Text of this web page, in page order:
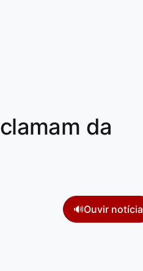
da
🔊Ouvir notícia